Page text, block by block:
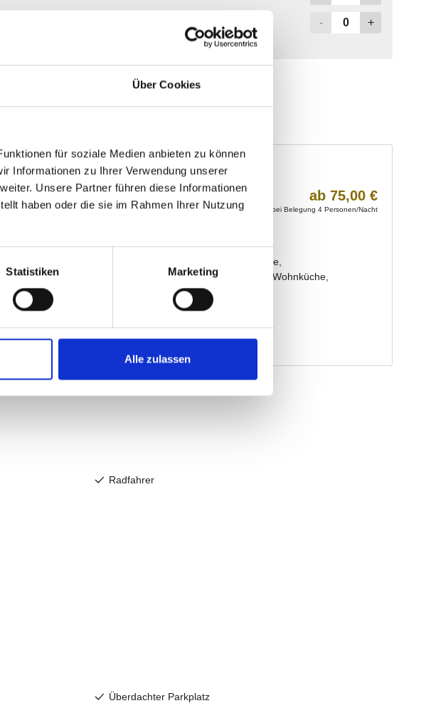
Über Cookies
für soziale Medien anbieten zu können
Informationen zu Ihrer Verwendung unserer
Unsere Partner führen diese Informationen
haben oder die sie im Rahmen Ihrer Nutzung
Statistiken Marketing
Alle zulassen